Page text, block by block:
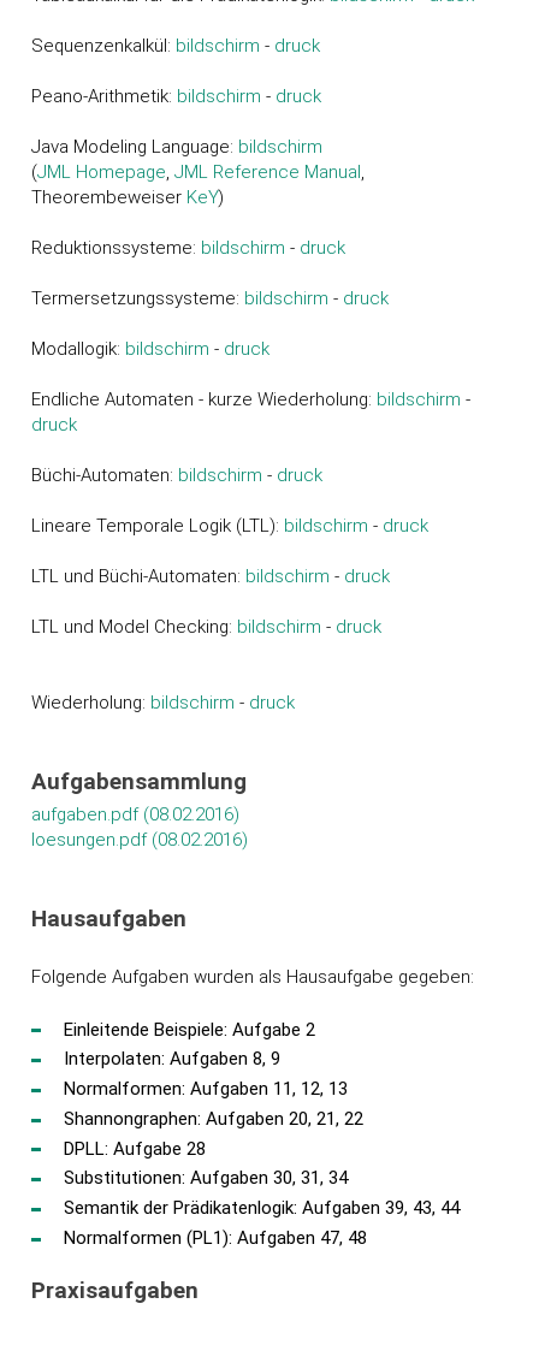
Sequenzenkalkül: bildschirm - druck
Peano-Arithmetik: bildschirm - druck
Java Modeling Language: bildschirm
(JML Homepage,JML Reference Manual,
Theorembeweiser KeY)
Reduktionssysteme: bildschirm - druck
Termersetzungssysteme: bildschirm - druck
Modallogik: bildschirm - druck
Endliche Automaten - kurze Wiederholung: bildschirm -
druck
Büchi-Automaten: bildschirm - druck
Lineare Temporale Logik (LTL): bildschirm - druck
LTL und Büchi-Automaten: bildschirm - druck
LTL und Model Checking: bildschirm - druck
Wiederholung: bildschirm - druck
Aufgabensammlung
aufgaben.pdf (08.02.2016)
loesungen.pdf (08.02.2016)
Hausaufgaben
Folgende Aufgaben wurden als Hausaufgabe gegeben:
Einleitende Beispiele: Aufgabe 2
Interpolaten: Aufgaben 8, 9
Normalformen: Aufgaben 11, 12, 13
Shannongraphen: Aufgaben 20, 21, 22
DPLL: Aufgabe 28
Substitutionen: Aufgaben 30, 31, 34
Semantik der Prädikatenlogik: Aufgaben 39, 43, 44
Normalformen (PL1): Aufgaben 47, 48
Praxisaufgaben